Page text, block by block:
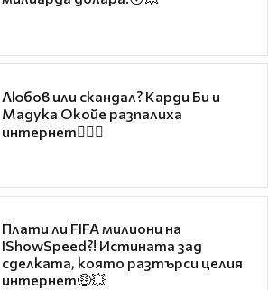
Любов или скандал? Карди Би и
Мадука Окойе разпалиха
интернет❤️‍🔥🔥
Плати ли FIFA милиони на
IShowSpeed?! Истината зад
сделката, която разтърси целия
интернет🤑💥